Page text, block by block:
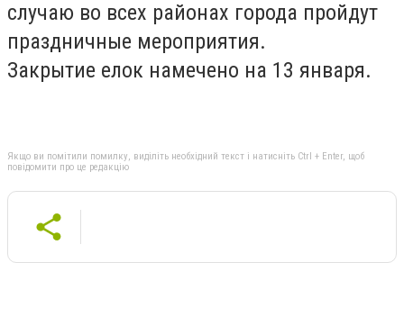
случаю во всех районах города пройдут
праздничные мероприятия.
Закрытие елок намечено на 13 января.
Якщо ви помітили помилку, виділіть необхідний текст і натисніть Ctrl + Enter, щоб
повідомити про це редакцію